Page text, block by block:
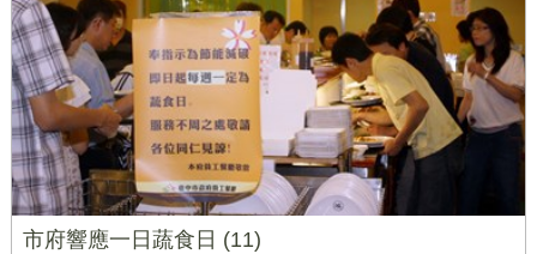
市府響應一日蔬食日 (11)